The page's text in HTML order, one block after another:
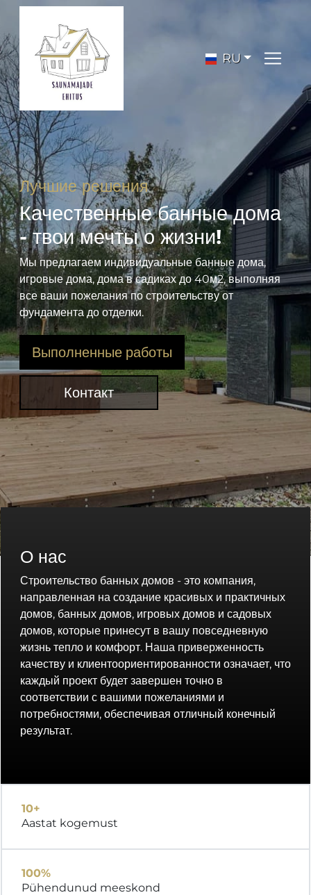
RU
Лучшие решения
Качественные банные дома
- твои мечты о жизни!
Мы предлагаем индивидуальные банные дома,
игровые дома, дома в садиках до 40м2, выполняя
все ваши пожелания по строительству от
фундамента до отделки.
Выполненные работы
Контакт
О нас
Строительство банных домов - это компания,
направленная на создание красивых и практичных
домов, банных домов, игровых домов и садовых
домов, которые принесут в вашу повседневную
жизнь тепло и комфорт. Наша приверженность
качеству и клиентоориентированности означает, что
каждый проект будет завершен точно в
соответствии с вашими пожеланиями и
потребностями, обеспечивая отличный конечный
результат.
10+
Aastat kogemust
100%
Pühendunud meeskond